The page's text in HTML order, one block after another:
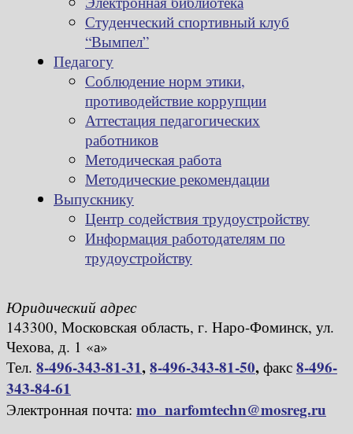
Студенческий спортивный клуб
“Вымпел”
Педагогу
Соблюдение норм этики,
противодействие коррупции
Аттестация педагогических
работников
Методическая работа
Методические рекомендации
Выпускнику
Центр содействия трудоустройству
Информация работодателям по
трудоустройству
Юридический адрес
143300, Московская область, г. Наро-Фоминск, ул.
Чехова, д. 1 «а»
Тел. 8-496-343-81-31,8-496-343-81-50, факс 8-496-
343-84-61
Электронная почта: mo_narfomtechn@mosreg.ru